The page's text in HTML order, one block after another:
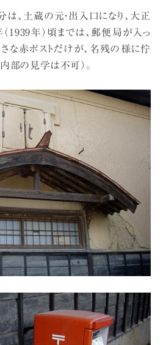
、土蔵の元・出入口になり、大正
1939年）頃までは、郵便局が入っ
な赤ポストだけが、名残の様に佇
部の見学は不可）。